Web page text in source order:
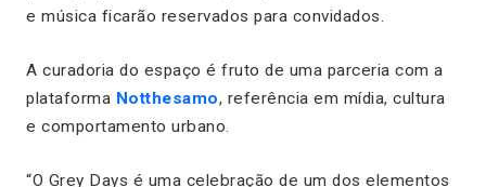
e música ficarão reservados para convidados.
A curadoria do espaço é fruto de uma parceria com a
plataforma Notthesamo, referência em mídia, cultura
e comportamento urbano.
“O Grey Days é uma celebração de um dos elementos